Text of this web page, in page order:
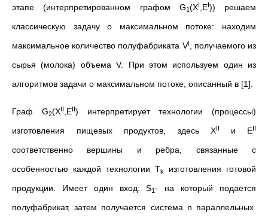
этапе (интерпретированном графом G1(XI ,EI)) решаем
классическую задачу о максимальном потоке: находим
максимальное количество полуфабриката VI
, получаемого из
сырья (молока) объема V. При этом используем один из
алгоритмов задачи о максимальном потоке, описанный в [1].
Граф G2(XII ,EII) интерпретирует технологии (процессы)
изготовления пищевых продуктов, здесь XII и EII
соответственно вершины и ребра, связанные с
особенностью каждой технологии Tk
изготовления готовой
продукции. Имеет один вход: S1- на который подается
полуфабрикат, затем получается система n параллельных